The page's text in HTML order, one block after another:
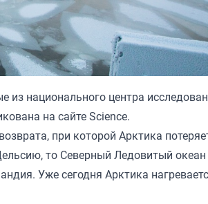
из национального центра
на сайте Science.
при которой Арктика
то Северный Ледовитый
Уже сегодня Арктика